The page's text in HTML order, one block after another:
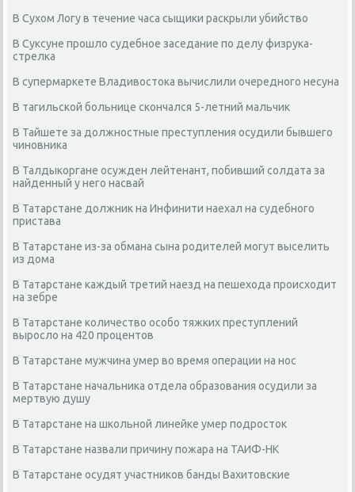
В Сухом Логу в течение часа сыщики раскрыли убийство
В Суксуне прошло судебное заседание по делу физрука-
стрелка
В супермаркете Владивостока вычислили очередного несуна
В тагильской больнице скончался 5-летний мальчик
В Тайшете за должностные преступления осудили бывшего
чиновника
В Талдыкоргане осужден лейтенант, побивший солдата за
найденный у него насвай
В Татарстане должник на Инфинити наехал на судебного
пристава
В Татарстане из-за обмана сына родителей могут выселить
из дома
В Татарстане каждый третий наезд на пешехода происходит
на зебре
В Татарстане количество особо тяжких преступлений
выросло на 420 процентов
В Татарстане мужчина умер во время операции на нос
В Татарстане начальника отдела образования осудили за
мертвую душу
В Татарстане на школьной линейке умер подросток
В Татарстане назвали причину пожара на ТАИФ-НК
В Татарстане осудят участников банды Вахитовские